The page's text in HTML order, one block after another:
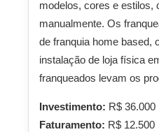
modelos, cores e estilos,
manualmente. Os
de franquia home based,
instalação de loja física
franqueados levam os
Investimento: R$ 36.000
Faturamento: R$ 12.500